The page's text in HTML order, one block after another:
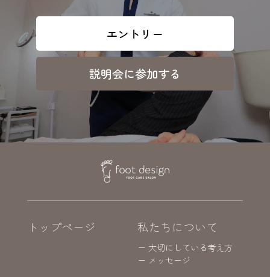
エントリー
説明会に参加する
トップページ 私たちについて
ー 大切にしている考え方
ー メッセージ